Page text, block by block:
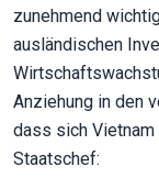
zunehmend
ausländischen
Anziehung in den
dass sich
Staatschef: